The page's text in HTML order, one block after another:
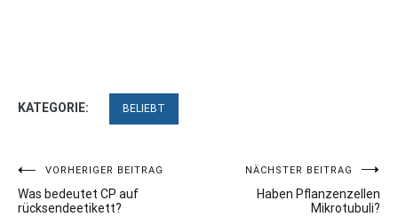
KATEGORIE: BELIEBT
Beitragsnavigation
VORHERIGER BEITRAG
Was bedeutet CP auf
rücksendeetikett?
NÄCHSTER BEITRAG
Haben Pflanzenzellen
Mikrotubuli?